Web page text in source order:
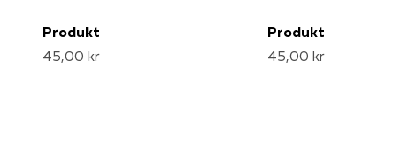
Produkt
45,00 kr
Produkt
45,00 kr